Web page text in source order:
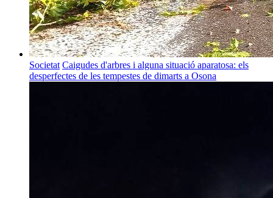
Societat Caigudes d'arbres i alguna situació aparatosa: els
desperfectes de les tempestes de dimarts a Osona